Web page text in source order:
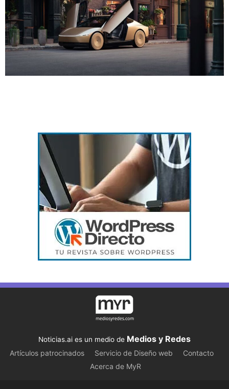
Noticias.ai es un medio de Medios y Redes
Artículos patrocinados Servicio de Diseño web
Contacto
Acerca de MyR